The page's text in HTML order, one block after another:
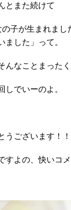
とまた続けて
の子が生まれまし
ました」って。
んなことまったく
しでいーのよ。
うございます！！
すよの、快いコ